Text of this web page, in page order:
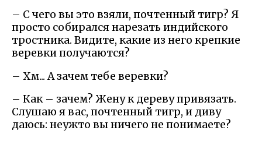
– С чего вы это взяли, почтенный тигр? Я
просто собирался нарезать индийского
тростника. Видите, какие из него крепкие
веревки получаются?
– Хм... А зачем тебе веревки?
– Как – зачем? Жену к дереву привязать.
Слушаю я вас, почтенный тигр, и диву
даюсь: неужто вы ничего не понимаете?